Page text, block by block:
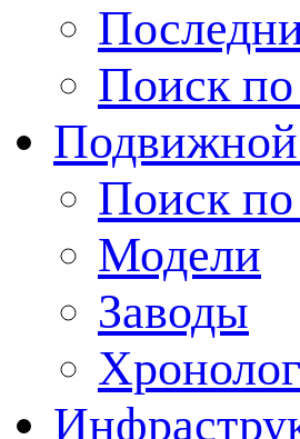
Поиск
Подвижной
Поиск
Модели
Заводы